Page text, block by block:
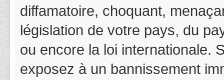
diffamatoire, choquant,
législation de votre pays, du
ou encore la loi internationale.
exposez à un bannissement